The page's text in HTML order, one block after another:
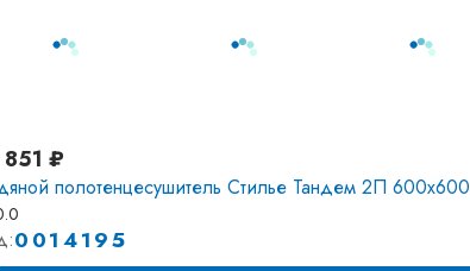
851 ₽
полотенцесушитель Стилье Тандем 2П 600х600
0014195